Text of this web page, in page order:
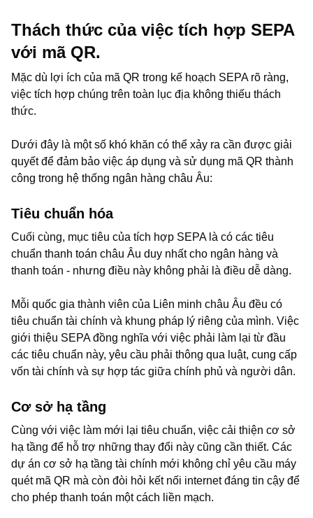
Thách thức của việc tích hợp SEPA
với mã QR.
Mặc dù lợi ích của mã QR trong kế hoạch SEPA rõ ràng,
việc tích hợp chúng trên toàn lục địa không thiếu thách
thức.
Dưới đây là một số khó khăn có thể xảy ra cần được giải
quyết để đảm bảo việc áp dụng và sử dụng mã QR thành
công trong hệ thống ngân hàng châu Âu:
Tiêu chuẩn hóa
Cuối cùng, mục tiêu của tích hợp SEPA là có các tiêu
chuẩn thanh toán châu Âu duy nhất cho ngân hàng và
thanh toán - nhưng điều này không phải là điều dễ dàng.
Mỗi quốc gia thành viên của Liên minh châu Âu đều có
tiêu chuẩn tài chính và khung pháp lý riêng của mình. Việc
giới thiệu SEPA đồng nghĩa với việc phải làm lại từ đầu
các tiêu chuẩn này, yêu cầu phải thông qua luật, cung cấp
vốn tài chính và sự hợp tác giữa chính phủ và người dân.
Cơ sở hạ tầng
Cùng với việc làm mới lại tiêu chuẩn, việc cải thiện cơ sở
hạ tầng để hỗ trợ những thay đổi này cũng cần thiết. Các
dự án cơ sở hạ tầng tài chính mới không chỉ yêu cầu máy
quét mã QR mà còn đòi hỏi kết nối internet đáng tin cậy để
cho phép thanh toán một cách liền mạch.